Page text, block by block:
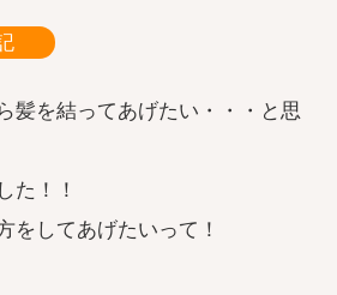
髪を結ってあげたい・・・と思
た！！
をしてあげたいって！